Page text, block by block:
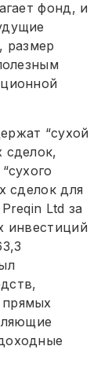
фонд, и
размер
“сухой
сделок,
сделок для
Ltd за
инвестиций